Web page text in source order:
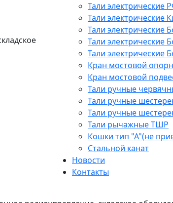
Тали электрические
Тали электрические
Тали электрические
Тали электрические
Тали электрические
Кран мостовой
Кран мостовой
Тали ручные
Тали ручные
Тали ручные
Тали рычажные ТШР
Кошки тип "А"(не
Стальной канат
Новости
Контакты